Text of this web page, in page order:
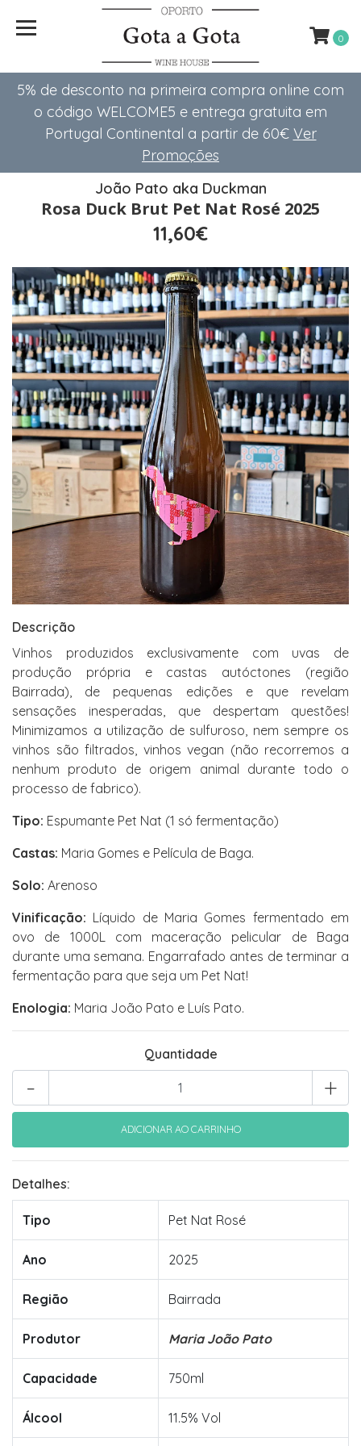
5% de desconto na primeira compra online com
o código WELCOME5 e entrega gratuita em
Portugal Continental a partir de 60€ Ver
Promoções
0
João Pato aka Duckman
Rosa Duck Brut Pet Nat Rosé 2025
11,60€
Descrição
Vinhos produzidos exclusivamente com uvas de
produção própria e castas autóctones (região
Bairrada), de pequenas edições e que revelam
sensações inesperadas, que despertam questões!
Minimizamos a utilização de sulfuroso, nem sempre os
vinhos são filtrados, vinhos vegan (não recorremos a
nenhum produto de origem animal durante todo o
processo de fabrico).
Tipo: Espumante Pet Nat (1 só fermentação)
Castas: Maria Gomes e Película de Baga.
Solo: Arenoso
Vinificação: Líquido de Maria Gomes fermentado em
ovo de 1000L com maceração pelicular de Baga
durante uma semana. Engarrafado antes de terminar a
fermentação para que seja um Pet Nat!
Enologia: Maria João Pato e Luís Pato.
Quantidade
+
-
Detalhes:
Tipo Pet Nat Rosé
Ano 2025
Região Bairrada
Produtor Maria João Pato
Capacidade 750ml
Álcool 11.5% Vol